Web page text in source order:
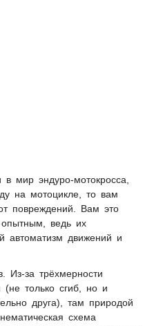
мир эндуро-мотокросса,
на мотоцикле, то вам
повреждений. Вам это
ведь их
автоматизм движений и
Из-за трёхмерности
(не только сгиб, но и
друга), там природой
схема